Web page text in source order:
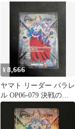
レル OP16-079 決戦の
¥8,666
ヤマト リーダー パラレ
ル OP06-079 決戦の
刻 ワンピースカード